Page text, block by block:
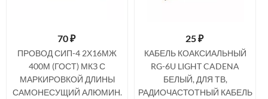
70₽
ПРОВОД СИП-4 2Х16МЖ
400М (ГОСТ) МКЗ С
МАРКИРОВКОЙ ДЛИНЫ
САМОНЕСУЩИЙ АЛЮМИН.
25₽
КАБЕЛЬ КОАКСИАЛЬНЫЙ
RG-6U LIGHT CADENA
БЕЛЫЙ, ДЛЯ ТВ,
РАДИОЧАСТОТНЫЙ КАБЕЛЬ